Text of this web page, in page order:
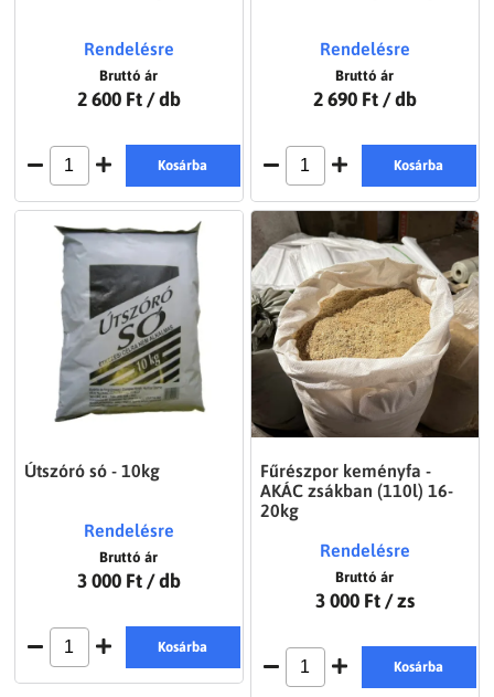
Rendelésre
Bruttó ár
2 600 Ft / db
Kosárba
Rendelésre
Bruttó ár
2 690 Ft / db
Kosárba
Útszóró só - 10kg
Rendelésre
Bruttó ár
3 000 Ft / db
Kosárba
Fűrészpor keményfa -
AKÁC zsákban (110l) 16-
20kg
Rendelésre
Bruttó ár
3 000 Ft / zs
Kosárba